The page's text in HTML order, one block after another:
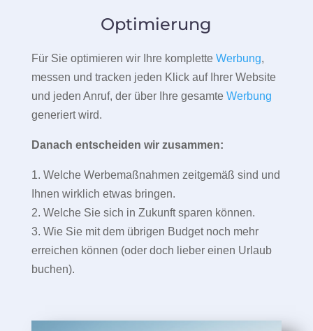
Optimierung
Für Sie optimieren wir Ihre komplette Werbung,
messen und tracken jeden Klick auf Ihrer Website
und jeden Anruf, der über Ihre gesamte Werbung
generiert wird.
Danach entscheiden wir zusammen:
1. Welche Werbemaßnahmen zeitgemäß sind und
Ihnen wirklich etwas bringen.
2. Welche Sie sich in Zukunft sparen können.
3. Wie Sie mit dem übrigen Budget noch mehr
erreichen können (oder doch lieber einen Urlaub
buchen).